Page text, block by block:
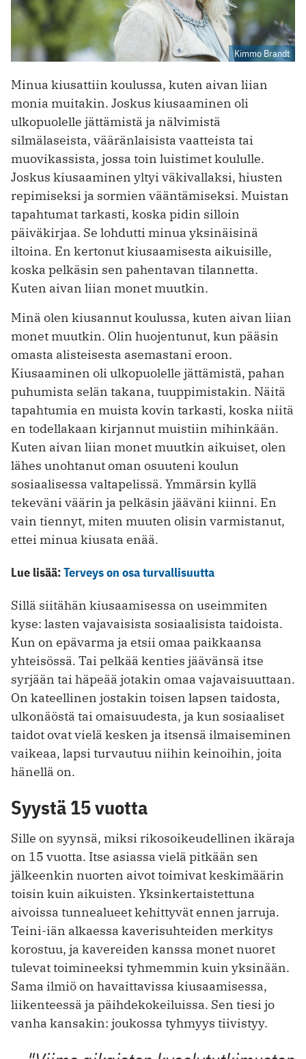
Kimmo Brandt
Minua kiusattiin koulussa, kuten aivan liian
monia muitakin. Joskus kiusaaminen oli
ulkopuolelle jättämistä ja nälvimistä
silmälaseista, vääränlaisista vaatteista tai
muovikassista, jossa toin luistimet koululle.
Joskus kiusaaminen yltyi väkivallaksi, hiusten
repimiseksi ja sormien vääntämiseksi. Muistan
tapahtumat tarkasti, koska pidin silloin
päiväkirjaa. Se lohdutti minua yksinäisinä
iltoina. En kertonut kiusaamisesta aikuisille,
koska pelkäsin sen pahentavan tilannetta.
Kuten aivan liian monet muutkin.
Minä olen kiusannut koulussa, kuten aivan liian
monet muutkin. Olin huojentunut, kun pääsin
omasta alisteisesta asemastani eroon.
Kiusaaminen oli ulkopuolelle jättämistä, pahan
puhumista selän takana, tuuppimistakin. Näitä
tapahtumia en muista kovin tarkasti, koska niitä
en todellakaan kirjannut muistiin mihinkään.
Kuten aivan liian monet muutkin aikuiset, olen
lähes unohtanut oman osuuteni koulun
sosiaalisessa valtapelissä. Ymmärsin kyllä
tekeväni väärin ja pelkäsin jääväni kiinni. En
vain tiennyt, miten muuten olisin varmistanut,
ettei minua kiusata enää.
Lue lisää:Terveys on osa turvallisuutta
Sillä siitähän kiusaamisessa on useimmiten
kyse: lasten vajavaisista sosiaalisista taidoista.
Kun on epävarma ja etsii omaa paikkaansa
yhteisössä. Tai pelkää kenties jäävänsä itse
syrjään tai häpeää jotakin omaa vajavaisuuttaan.
On kateellinen jostakin toisen lapsen taidosta,
ulkonäöstä tai omaisuudesta, ja kun sosiaaliset
taidot ovat vielä kesken ja itsensä ilmaiseminen
vaikeaa, lapsi turvautuu niihin keinoihin, joita
hänellä on.
Syystä 15 vuotta
Sille on syynsä, miksi rikosoikeudellinen ikäraja
on 15 vuotta. Itse asiassa vielä pitkään sen
jälkeenkin nuorten aivot toimivat keskimäärin
toisin kuin aikuisten. Yksinkertaistettuna
aivoissa tunnealueet kehittyvät ennen jarruja.
Teini-iän alkaessa kaverisuhteiden merkitys
korostuu, ja kavereiden kanssa monet nuoret
tulevat toimineeksi tyhmemmin kuin yksinään.
Sama ilmiö on havaittavissa kiusaamisessa,
liikenteessä ja päihdekokeiluissa. Sen tiesi jo
vanha kansakin: joukossa tyhmyys tiivistyy.